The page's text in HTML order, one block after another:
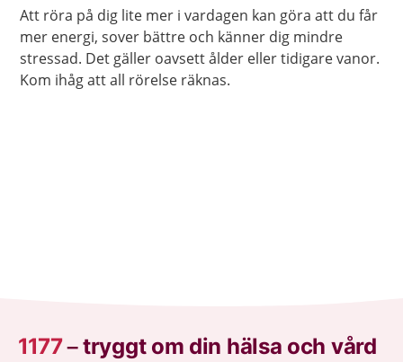
Att röra på dig lite mer i vardagen kan göra att du får
mer energi, sover bättre och känner dig mindre
stressad. Det gäller oavsett ålder eller tidigare vanor.
Kom ihåg att all rörelse räknas.
1177–tryggt om din hälsa och vård